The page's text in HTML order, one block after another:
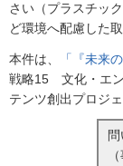
さい（プラスチッ
ど環境へ配慮した取
本件は、 「『未来
戦略15 文化・エン
テンツ創出プロジェ